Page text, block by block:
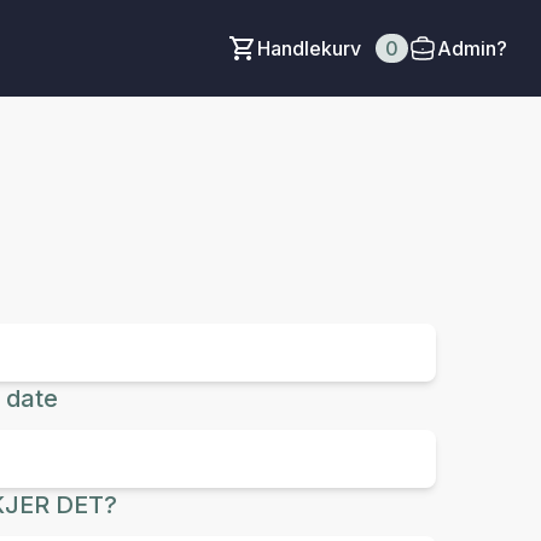
Handlekurv 0 Admin?
date
DET?